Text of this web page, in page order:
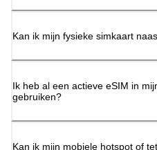
Kan ik mijn fysieke simkaart
Ik heb al een actieve eSIM in
gebruiken?
Kan ik mijn mobiele hotspot of